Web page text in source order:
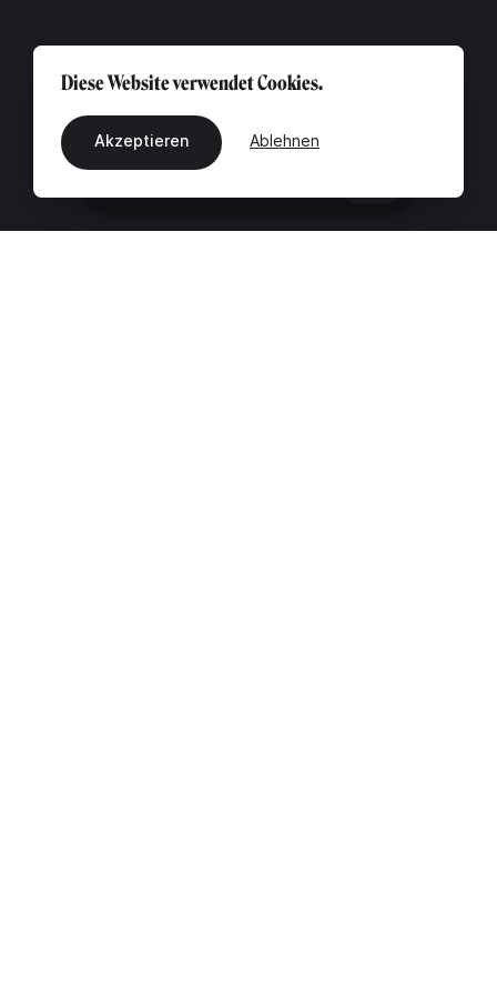
Diese Website verwendet Cookies.
Akzeptieren Ablehnen